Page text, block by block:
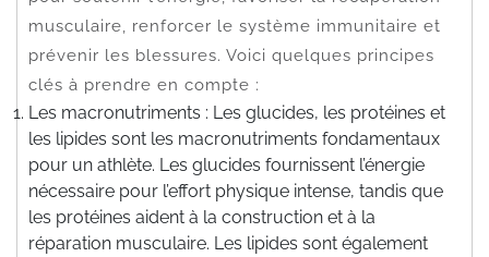
musculaire, renforcer le système immunitaire et
prévenir les blessures. Voici quelques principes
clés à prendre en compte :
Les macronutriments : Les glucides, les protéines et
les lipides sont les macronutriments fondamentaux
pour un athlète. Les glucides fournissent l’énergie
nécessaire pour l’effort physique intense, tandis que
les protéines aident à la construction et à la
réparation musculaire. Les lipides sont également